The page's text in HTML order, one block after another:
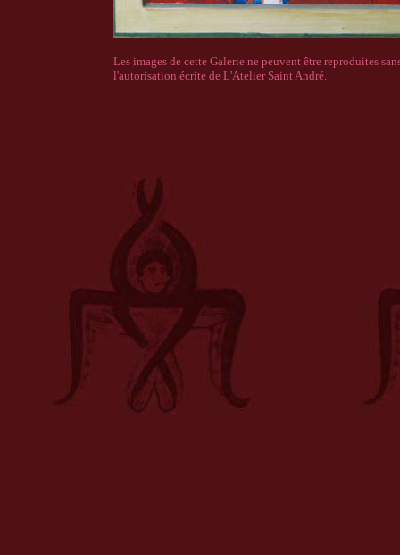
Les images de cette Galerie ne peuvent être reproduites
l'autorisation écrite de L'Atelier Saint André.